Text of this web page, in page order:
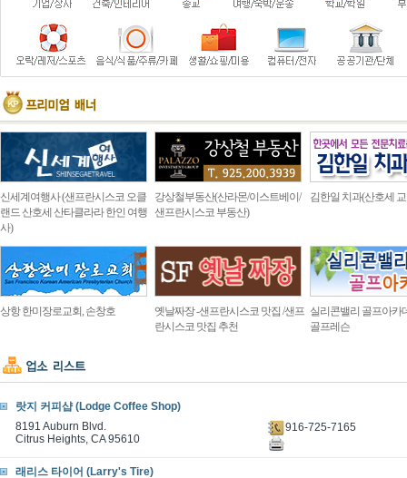
신세계여행사 (샌프란시스코 오클
랜드 산호세 산타클라라 한인 여행
사)
강상철부동산(산라몬/이스트베이/
샌프란시스코 부동산)
김한일 치과(산호세
상항 한미장로교회, 손창호
옛날짜장 -샌프란시스코 맛집 /샌프
란시스코 맛집 추천
실리콘밸리 골프아카
골프레슨
랏지 커피샵 (Lodge Coffee Shop)
8191 Auburn Blvd.
Citrus Heights, CA 95610
916-725-7165
래리스 타이어 (Larry's Tire)